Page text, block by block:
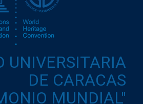
UNIVERSITARIA
DE CARACAS
MUNDIAL"